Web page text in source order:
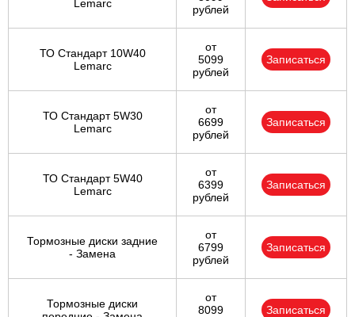
Lemarc
рублей
ТО Стандарт 10W40
Lemarc
от
5099
рублей
Записаться
ТО Стандарт 5W30
Lemarc
от
6699
рублей
Записаться
ТО Стандарт 5W40
Lemarc
от
6399
рублей
Записаться
Тормозные диски задние
- Замена
от
6799
рублей
Записаться
Тормозные диски
от
8099
Записаться